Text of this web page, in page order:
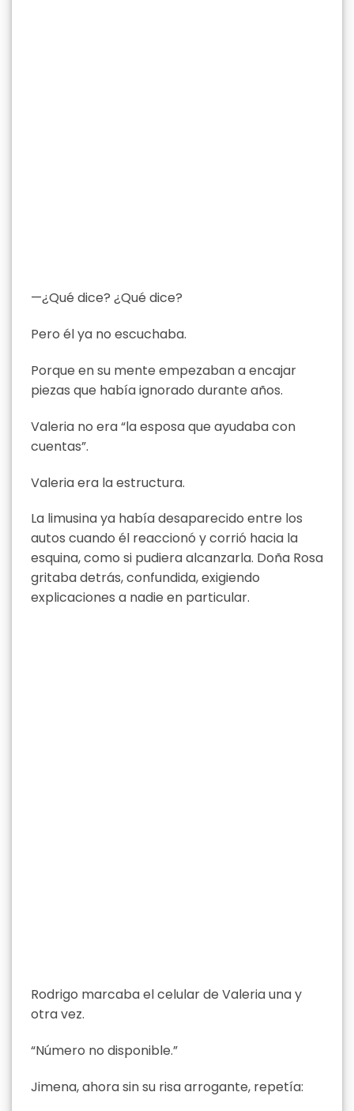
—¿Qué dice? ¿Qué dice?
Pero él ya no escuchaba.
Porque en su mente empezaban a encajar
piezas que había ignorado durante años.
Valeria no era “la esposa que ayudaba con
cuentas”.
Valeria era la estructura.
La limusina ya había desaparecido entre los
autos cuando él reaccionó y corrió hacia la
esquina, como si pudiera alcanzarla. Doña Rosa
gritaba detrás, confundida, exigiendo
explicaciones a nadie en particular.
Rodrigo marcaba el celular de Valeria una y
otra vez.
“Número no disponible.”
Jimena, ahora sin su risa arrogante, repetía: